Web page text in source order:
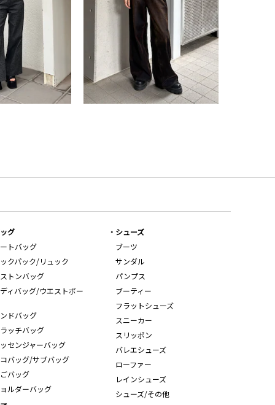
グ
トバッグ
クパック/リュック
トンバッグ
ィバッグ/ウエストポー
ドバッグ
ッチバッグ
センジャーバッグ
バッグ/サブバッグ
バッグ
ルダーバッグ
シューズ
ブーツ
サンダル
パンプス
ブーティー
フラットシューズ
スニーカー
スリッポン
バレエシューズ
ローファー
レインシューズ
シューズ/その他